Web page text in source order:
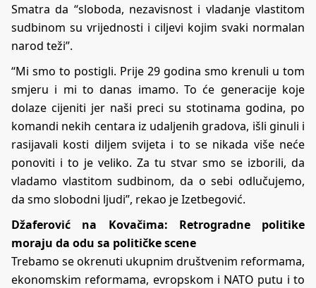
Smatra da “sloboda, nezavisnost i vladanje vlastitom
sudbinom su vrijednosti i ciljevi kojim svaki normalan
narod teži”.
“Mi smo to postigli. Prije 29 godina smo krenuli u tom
smjeru i mi to danas imamo. To će generacije koje
dolaze cijeniti jer naši preci su stotinama godina, po
komandi nekih centara iz udaljenih gradova, išli ginuli i
rasijavali kosti diljem svijeta i to se nikada više neće
ponoviti i to je veliko. Za tu stvar smo se izborili, da
vladamo vlastitom sudbinom, da o sebi odlučujemo,
da smo slobodni ljudi”, rekao je Izetbegović.
Džaferović na Kovačima: Retrogradne politike
moraju da odu sa političke scene
Trebamo se okrenuti ukupnim društvenim reformama,
ekonomskim reformama, evropskom i NATO putu i to